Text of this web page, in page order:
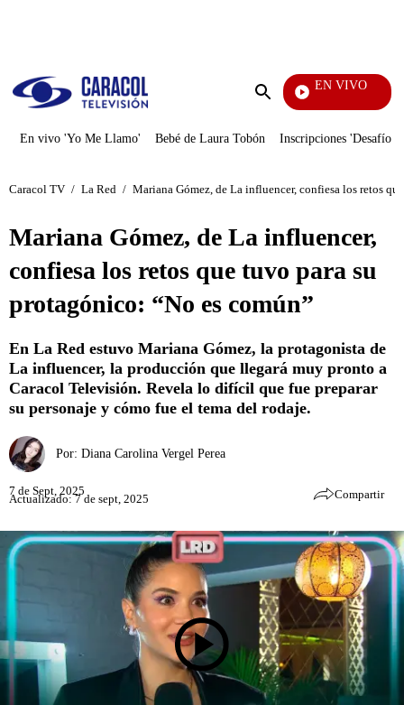
Enviar
EN VIVO
Vecinos
En vivo 'Yo Me Llamo' Bebé de Laura Tobón Inscripciones 'Desafío'
Caracol TV / La Red / Mariana Gómez, de La influencer, confiesa los retos
Mariana Gómez, de La influencer,
confiesa los retos que tuvo para su
protagónico: “No es común”
En La Red estuvo Mariana Gómez, la protagonista de
La influencer, la producción que llegará muy pronto a
Caracol Televisión. Revela lo difícil que fue preparar
su personaje y cómo fue el tema del rodaje.
Por: Diana Carolina Vergel Perea
7 de Sept, 2025
Actualizado: 7 de sept, 2025 Compartir